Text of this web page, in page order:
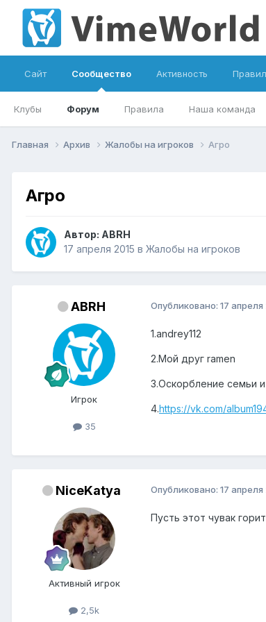
Сайт Сообщество
Клубы Форум Правила Наша команда
Активность
Главная Архив Жалобы на игроков Агро
Агро
Автор: ABRH
17 апреля 2015 в Жалобы на игроков
ABRH
Игрок
35
Опубликовано: 17 апреля
1.andrey112
2.Мой друг ramen
3.Оскорбление семьи и
4.https://vk.com/
NiceKatya
Активный игрок
2,5k
Опубликовано: 17 апреля
Пусть этот чувак